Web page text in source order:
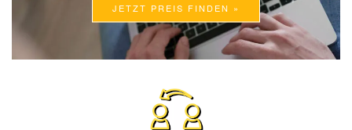
JETZT PREIS FINDEN »